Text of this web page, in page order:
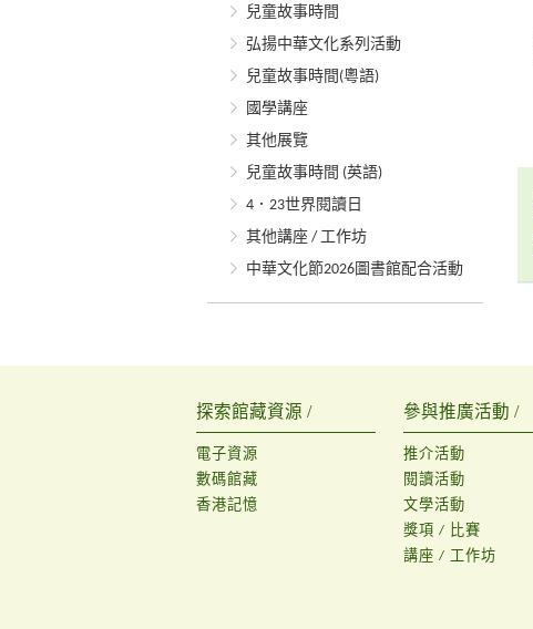
兒童故事時間
弘揚中華文化系列活動
兒童故事時間(粵語)
國學講座
其他展覽
兒童故事時間 (英語)
4．23世界閱讀日
其他講座 / 工作坊
中華文化節2026圖書館配合活動
探索館藏資源 /
電子資源
數碼館藏
香港記憶
參與推廣活動 /
推介活動
閱讀活動
文學活動
獎項 / 比賽
講座 / 工作坊